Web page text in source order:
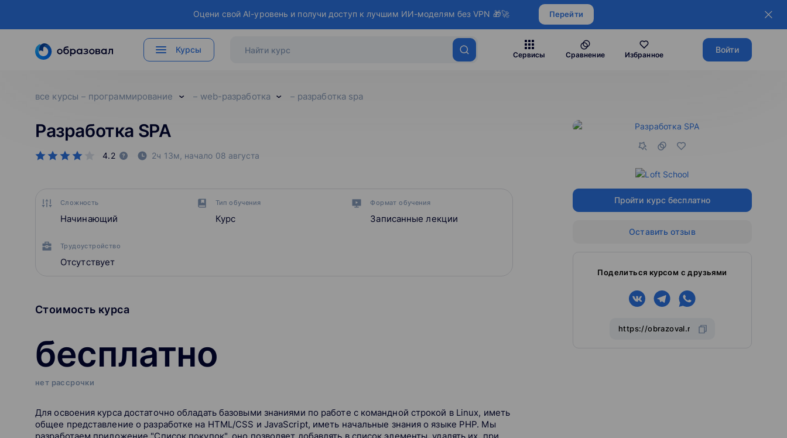
Оцени свой AI-уровень и получи доступ к лучшим ИИ-моделям без VPN 🎁🚀 Перейти
Курсы
Сервисы Сравнение Избранное
Войти
все курсы программирование web-разработка разработка spa
Разработка SPA
4.2 2ч 13м, начало 08 августа
Сложность
Начинающий
Тип обучения
Курс
Формат обучения
Записанные лекции
Трудоустройство
Отсутствует
Стоимость курса
бесплатно
нет рассрочки
Для освоения курса достаточно обладать базовыми знаниями по работе с командной строкой в Linux, иметь
общее представление о разработке на HTML/CSS и JavaScript, иметь начальные знания о языке PHP. Мы
Пройти курс бесплатно
Оставить отзыв
Поделиться курсом с друзьями